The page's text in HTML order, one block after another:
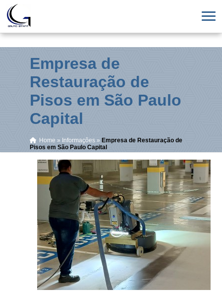
Empresa de
Restauração de
Pisos em São Paulo
Capital
Home » Informações » Empresa de Restauração de
Pisos em São Paulo Capital